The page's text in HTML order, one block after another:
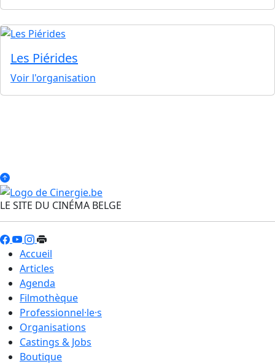
Les Piérides
Voir l'organisation
LE SITE DU CINÉMA BELGE
Accueil
Articles
Agenda
Filmothèque
Professionnel·le·s
Organisations
Castings & Jobs
Boutique